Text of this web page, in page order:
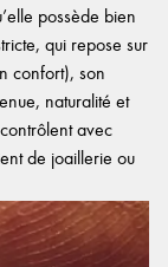
possède bien
qui repose sur
confort), son
naturalité et
avec
de joaillerie ou